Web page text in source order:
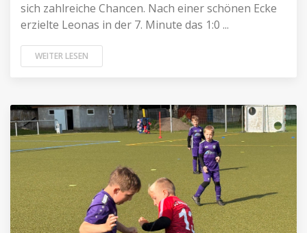
sich zahlreiche Chancen. Nach einer schönen Ecke
erzielte Leonas in der 7. Minute das 1:0 ...
WEITER LESEN